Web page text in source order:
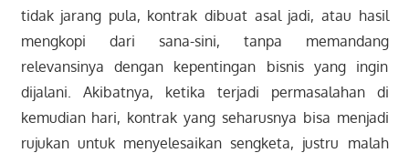
tidak jarang pula, kontrak dibuat asal jadi, atau hasil
mengkopi dari sana-sini, tanpa memandang
relevansinya dengan kepentingan bisnis yang ingin
dijalani. Akibatnya, ketika terjadi permasalahan di
kemudian hari, kontrak yang seharusnya bisa menjadi
rujukan untuk menyelesaikan sengketa, justru malah